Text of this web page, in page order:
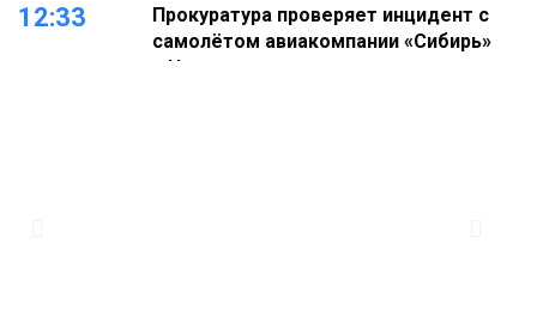
12:33
Прокуратура проверяет инцидент с
самолётом авиакомпании «Сибирь»
в Норильске